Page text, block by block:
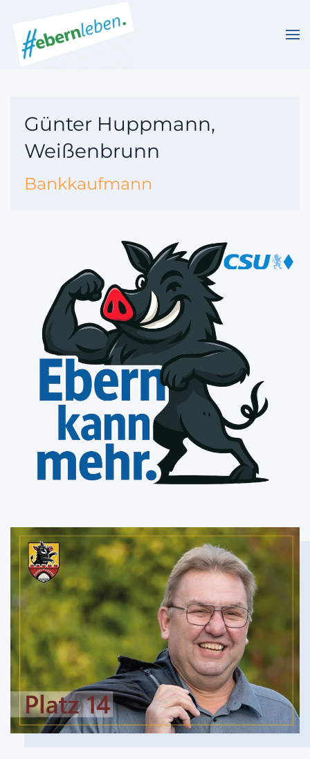
Skip to main content
Günter Huppmann,
Weißenbrunn
Bankkaufmann